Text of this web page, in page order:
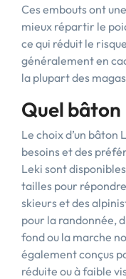
Ces embouts ont
mieux répartir le
ce qui réduit le
généralement en
la plupart des
Quel bâton
Le choix d’un
besoins et des
Leki sont
tailles pour
skieurs et des
pour la randonnée,
fond ou la marche
également conçus
réduite ou à faible